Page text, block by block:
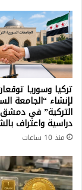
تركيا وسوريا
لإنشاء “الجامعة
التركية” في
دراسية واعتراف
منذ 10 ساعات